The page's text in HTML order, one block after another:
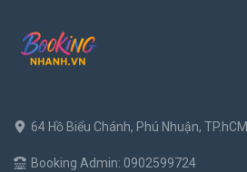
64 Hồ Biểu Chánh, Phú Nhuận, TP.hCM
Booking Admin: 0902599724